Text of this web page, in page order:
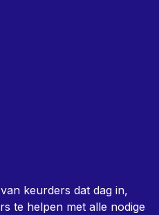
keurders dat dag in,
te helpen met alle nodige